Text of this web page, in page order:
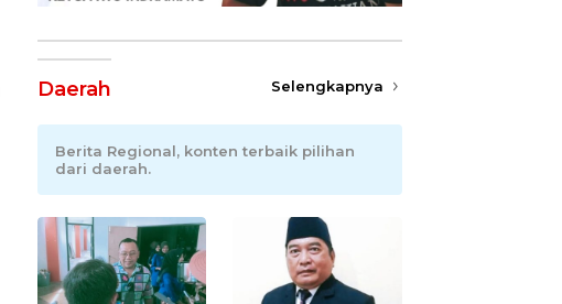
Daerah Selengkapnya
Berita Regional, konten terbaik pilihan
dari daerah.